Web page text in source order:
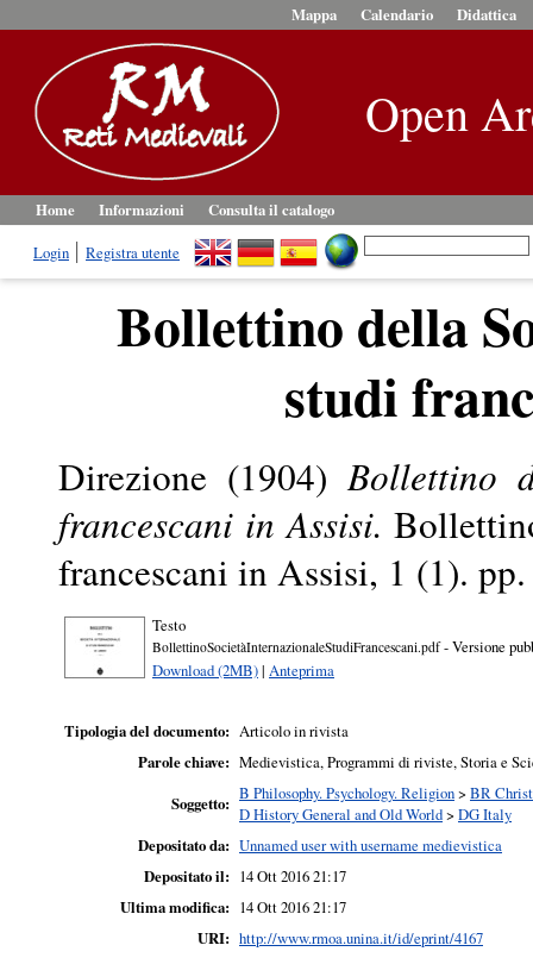
Mappa Calendario Didattica
Open
Home Informazioni
Consulta il catalogo
Login
Registra utente
Bollettino della
studi
Direzione (1904)Bollettino
francescani in Assisi.
francescani in Assisi, 1 (1).
Testo
BollettinoSocietàInternazionaleStudiFrancescani.pdf- Versione
Download (2MB)| Anteprima
Tipologia del documento: Articolo in rivista
Parole chiave: Medievistica, Programmi di riviste, Storia e
Soggetto: B Philosophy. Psychology. Religion> BR
D History General and Old World> DG Italy
Depositato da: Unnamed user with username medievistica
Depositato il: 14 Ott 2016 21:17
Ultima modifica: 14 Ott 2016 21:17
URI: http://www.rmoa.unina.it/id/eprint/4167